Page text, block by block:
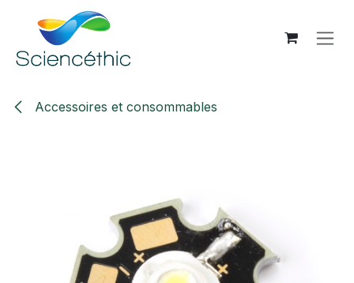
Se rendre au contenu
Accessoires et consommables